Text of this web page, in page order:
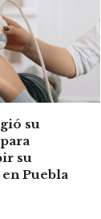
su
su
Puebla